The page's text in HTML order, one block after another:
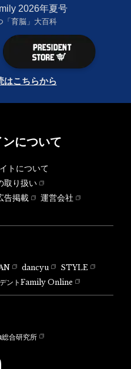
2026年夏号
「育脳」大百科
はこちらから
について
トについて
取り扱い
告掲載
運営会社
dancyu
STYLE
デントFamily Online
合研究所